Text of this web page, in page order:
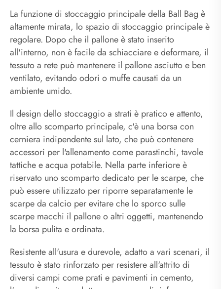
La funzione di stoccaggio principale della Ball Bag è
altamente mirata, lo spazio di stoccaggio principale è
regolare. Dopo che il pallone è stato inserito
all'interno, non è facile da schiacciare e deformare, il
tessuto a rete può mantenere il pallone asciutto e ben
ventilato, evitando odori o muffe causati da un
ambiente umido.
Il design dello stoccaggio a strati è pratico e attento,
oltre allo scomparto principale, c'è una borsa con
cerniera indipendente sul lato, che può contenere
accessori per l'allenamento come parastinchi, tavole
tattiche e acqua potabile. Nella parte inferiore è
riservato uno scomparto dedicato per le scarpe, che
può essere utilizzato per riporre separatamente le
scarpe da calcio per evitare che lo sporco sulle
scarpe macchi il pallone o altri oggetti, mantenendo
la borsa pulita e ordinata.
Resistente all'usura e durevole, adatto a vari scenari, il
tessuto è stato rinforzato per resistere all'attrito di
diversi campi come prati e pavimenti in cemento,